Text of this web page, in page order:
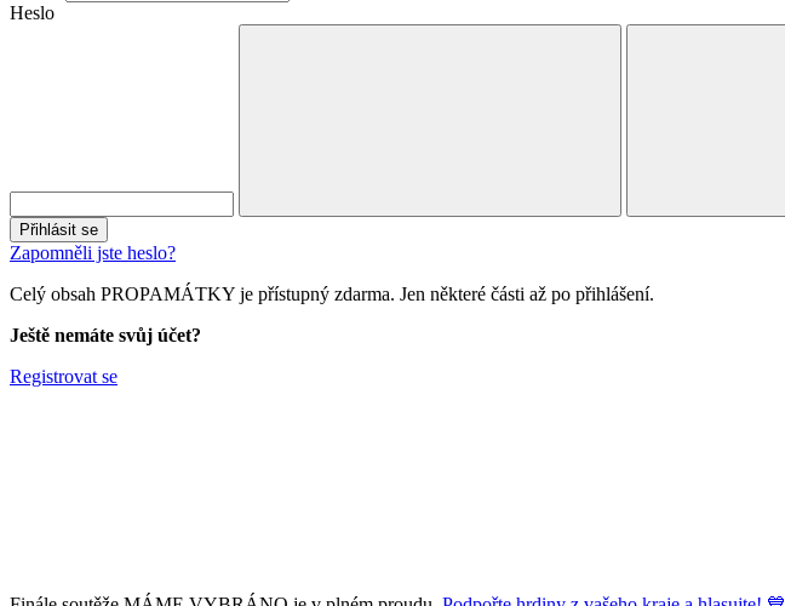
Heslo
Přihlásit se
Zapomněli jste heslo?
Celý obsah PROPAMÁTKY je přístupný zdarma. Jen některé části až po přihlášení.
Ještě nemáte svůj účet?
Registrovat se